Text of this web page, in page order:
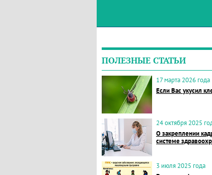
ПОЛЕЗНЫЕ СТАТЬИ
17 марта 2026 года
Если Вас укусил
24 октября 2025
О закреплении
системе
3 июля 2025 года